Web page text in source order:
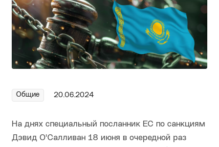
Общие 20.06.2024
На днях специальный посланник ЕС по санкциям
Дэвид О'Салливан 18 июня в очередной раз